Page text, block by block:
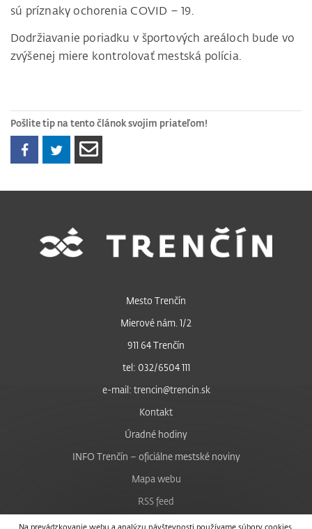
sú príznaky ochorenia COVID – 19.
Dodržiavanie poriadku v športových areáloch bude vo
zvýšenej miere kontrolovať mestská polícia.
Pošlite tip na tento článok svojim priateľom!
Na prevádzkovanie webu a analýzu návštevnosti používame súbory cookies.
Mesto Trenčín
Mierové nám. 1/2
911 64 Trenčín
tel: 032/6504 111
e-mail: trencin@trencin.sk
Kontakt
Úradné hodiny
INFO Trenčín – oficiálne mestské noviny
Mapa webu
RSS feed
Nastavenie cookies